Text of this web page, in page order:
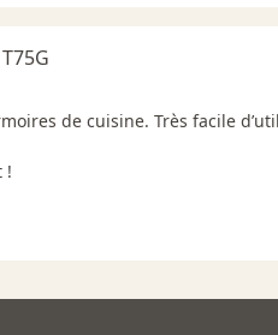
de cuisine. Très facile
!